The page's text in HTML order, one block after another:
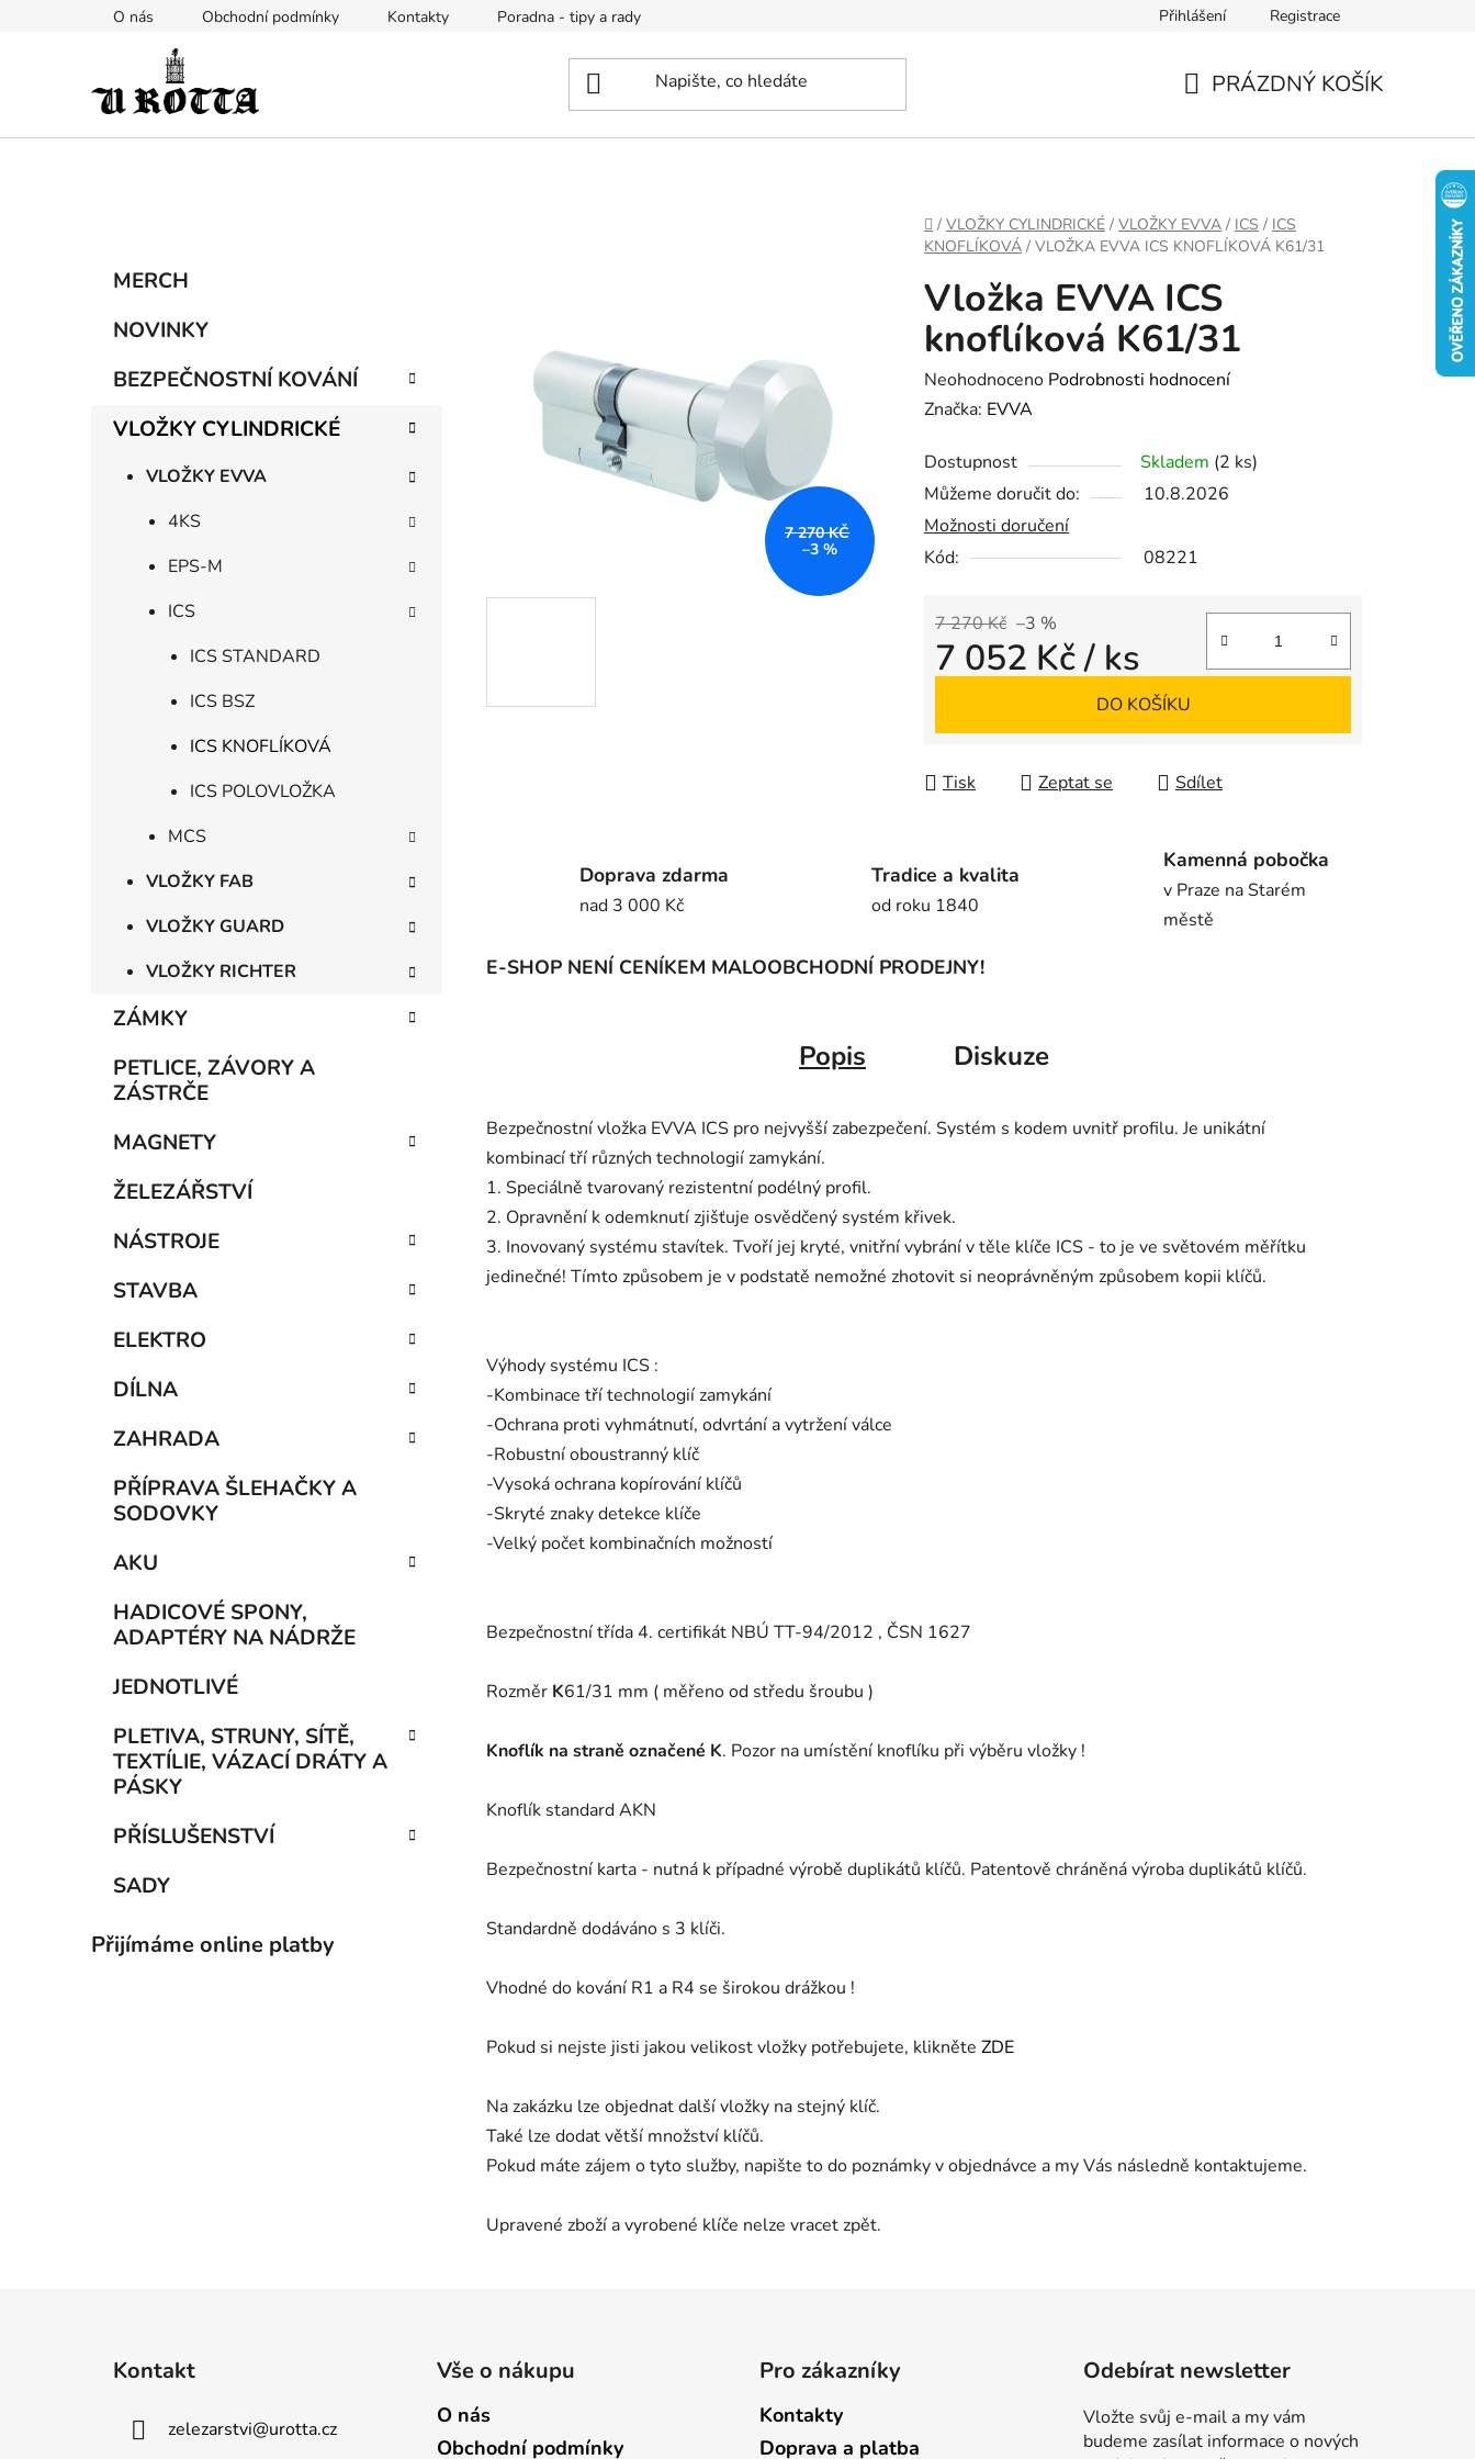
O nás Obchodní podmínky Kontakty Poradna - tipy a rady Přihlášení Registrace
PRÁZDNÝ KOŠÍK
DOMŮ
/ VLOŽKY CYLINDRICKÉ / VLOŽKY EVVA / ICS / ICS
KNOFLÍKOVÁ / VLOŽKA EVVA ICS KNOFLÍKOVÁ K61/31
Přeskočit
kategorie
MERCH
NOVINKY
BEZPEČNOSTNÍ KOVÁNÍ
VLOŽKY CYLINDRICKÉ
VLOŽKY EVVA
4KS
EPS-M
ICS
ICS STANDARD
ICS BSZ
ICS KNOFLÍKOVÁ
ICS POLOVLOŽKA
MCS
VLOŽKY FAB
VLOŽKY GUARD
VLOŽKY RICHTER
ZÁMKY
PETLICE, ZÁVORY A
ZÁSTRČE
MAGNETY
ŽELEZÁŘSTVÍ
NÁSTROJE
STAVBA
ELEKTRO
DÍLNA
ZAHRADA
PŘÍPRAVA ŠLEHAČKY A
SODOVKY
AKU
HADICOVÉ SPONY,
ADAPTÉRY NA NÁDRŽE
JEDNOTLIVÉ
PLETIVA, STRUNY, SÍTĚ,
TEXTÍLIE, VÁZACÍ DRÁTY A
PÁSKY
PŘÍSLUŠENSTVÍ
SADY
Přijímáme online platby
Vložka EVVA ICS
knoflíková K61/31
Průměrné
hodnocení
je
0,0
z
5
Neohodnoceno Podrobnosti hodnocení
Značka: EVVA
Dostupnost Skladem (2 ks)
Můžeme doručit do:
10.8.2026
Možnosti doručení
Kód:
08221
7 270 Kč –3 %
7 052 Kč/ ks
DO KOŠÍKU
Tisk Zeptat se Sdílet
7 270 KČ
–3 %
Doprava zdarma
nad 3 000 Kč
Tradice a kvalita
od roku 1840
Kamenná pobočka
v Praze na Starém
městě
E-SHOP NENÍ CENÍKEM MALOOBCHODNÍ PRODEJNY!
Popis Diskuze
Bezpečnostní vložka EVVA ICS pro nejvyšší zabezpečení. Systém s kodem uvnitř profilu. Je unikátní
kombinací tří různých technologií zamykání.
1. Speciálně tvarovaný rezistentní podélný profil.
2. Opravnění k odemknutí zjišťuje osvědčený systém křivek.
3. Inovovaný systému stavítek. Tvoří jej kryté, vnitřní vybrání v těle klíče ICS - to je ve světovém měřítku
jedinečné! Tímto způsobem je v podstatě nemožné zhotovit si neoprávněným způsobem kopii klíčů.
Výhody systému ICS :
-Kombinace tří technologií zamykání
-Ochrana proti vyhmátnutí, odvrtání a vytržení válce
-Robustní oboustranný klíč
-Vysoká ochrana kopírování klíčů
-Skryté znaky detekce klíče
-Velký počet kombinačních možností
Bezpečnostní třída 4. certifikát NBÚ TT-94/2012 , ČSN 1627
Rozměr K61/31 mm ( měřeno od středu šroubu )
Knoflík na straně označené K. Pozor na umístění knoflíku při výběru vložky !
Knoflík standard AKN
Bezpečnostní karta - nutná k případné výrobě duplikátů klíčů. Patentově chráněná výroba duplikátů klíčů.
Standardně dodáváno s 3 klíči.
Vhodné do kování R1 a R4 se širokou drážkou !
Pokud si nejste jisti jakou velikost vložky potřebujete, klikněte ZDE
Na zakázku lze objednat další vložky na stejný klíč.
Také lze dodat větší množství klíčů.
Pokud máte zájem o tyto služby, napište to do poznámky v objednávce a my Vás následně kontaktujeme.
Upravené zboží a vyrobené klíče nelze vracet zpět.
Kontakt
zelezarstvi@urotta.cz
Vše o nákupu
O nás
Obchodní podmínky
Pro zákazníky
Kontakty
Doprava a platba
Odebírat newsletter
Vložte svůj e-mail a my vám
budeme zasílat informace o nových